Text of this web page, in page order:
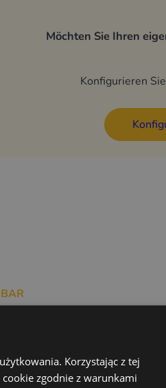
Möchten Sie Ihren
Konfigurieren
Korzystając z tej
zgodnie z warunkami